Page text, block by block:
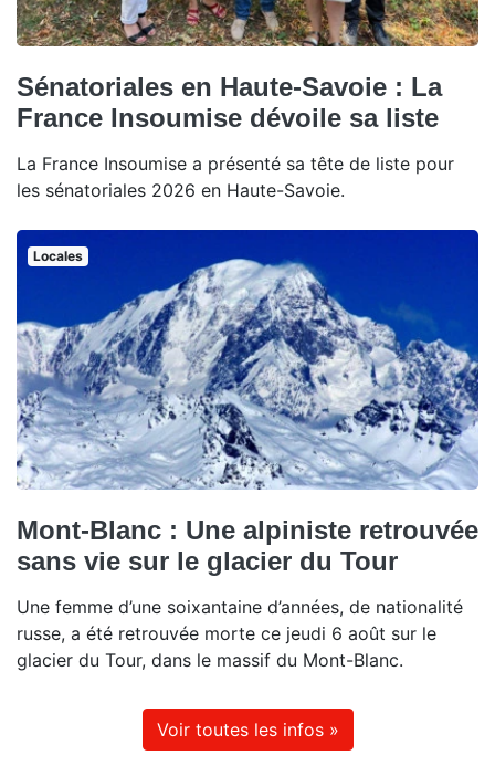
Sénatoriales en Haute-Savoie : La
France Insoumise dévoile sa liste
La France Insoumise a présenté sa tête de liste pour
les sénatoriales 2026 en Haute-Savoie.
Locales
Mont-Blanc : Une alpiniste retrouvée
sans vie sur le glacier du Tour
Une femme d’une soixantaine d’années, de nationalité
russe, a été retrouvée morte ce jeudi 6 août sur le
glacier du Tour, dans le massif du Mont-Blanc.
Voir toutes les infos »